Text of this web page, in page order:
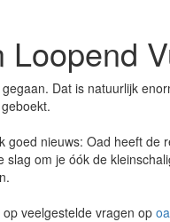
Dat is natuurlijk
goed nieuws: Oad heeft
slag om je óók de
veelgestelde vragen op